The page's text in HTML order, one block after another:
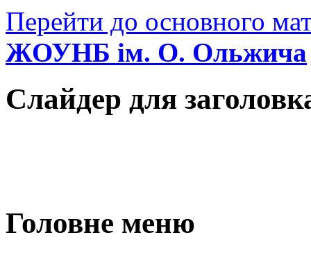
Перейти до основного
ЖОУНБ ім. О. Ольжича
Слайдер для
Головне меню